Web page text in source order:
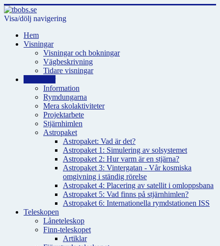
Visa/dölj navigering
Hem
Visningar
Visningar och bokningar
Vägbeskrivning
Tidare visningar
Information
Rymdungarna
Mera skolaktiviteter
Projektarbete
Stjärnhimlen
Astropaket
Astropaket: Vad är det?
Astropaket 1: Simulering av solsystemet
Astropaket 2: Hur varm är en stjärna?
Astropaket 3: Vintergatan - Vår kosmiska
omgivning i ständig rörelse
Astropaket 4: Placering av satellit i omloppsbana
Astropaket 5: Vad finns på stjärnhimlen?
Astropaket 6: Internationella rymdstationen ISS
Teleskopen
Låneteleskop
Finn-teleskopet
Artiklar